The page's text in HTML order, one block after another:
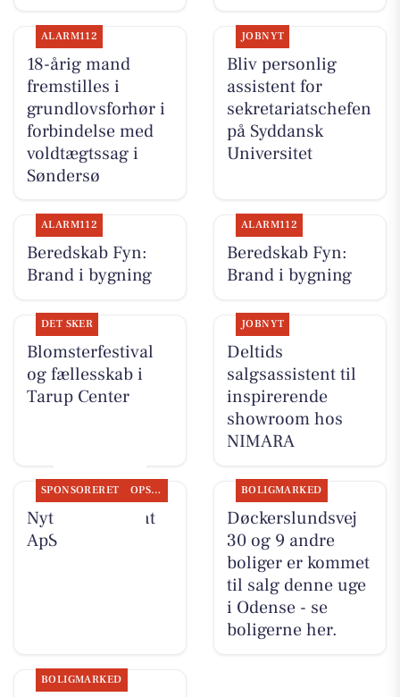
ALARM112
18-årig mand
fremstilles i
grundlovsforhør i
forbindelse med
voldtægtssag i
Søndersø
JOBNYT
Bliv personlig
assistent for
sekretariatschefen
på Syddansk
Universitet
ALARM112
Beredskab Fyn:
Brand i bygning
ALARM112
Beredskab Fyn:
Brand i bygning
DET SKER
Blomsterfestival
og fællesskab i
Tarup Center
JOBNYT
Deltids
salgsassistent til
inspirerende
showroom hos
NIMARA
SPONSORERET OPSLAGSTAVLEN
Nyt fra Fairpaint
ApS
BOLIGMARKED
Døckerslundsvej
30 og 9 andre
boliger er kommet
til salg denne uge
i Odense - se
boligerne her.
BOLIGMARKED